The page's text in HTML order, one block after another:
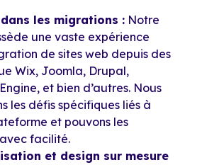
les migrations : Notre
une vaste expérience
de sites web depuis des
Wix, Joomla, Drupal,
et bien d’autres. Nous
les défis spécifiques liés à
et pouvons les
facilité.
et design sur mesure